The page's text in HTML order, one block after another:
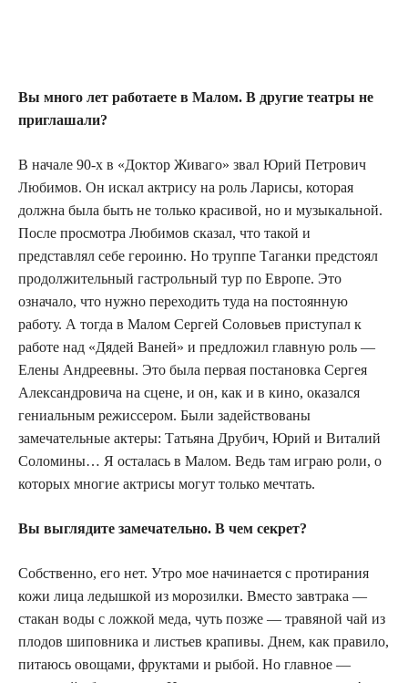
Вы много лет работаете в Малом. В другие театры не
приглашали?
В начале 90-х в «Доктор Живаго» звал Юрий Петрович
Любимов. Он искал актрису на роль Ларисы, которая
должна была быть не только красивой, но и музыкальной.
После просмотра Любимов сказал, что такой и
представлял себе героиню. Но труппе Таганки предстоял
продолжительный гастрольный тур по Европе. Это
означало, что нужно переходить туда на постоянную
работу. А тогда в Малом Сергей Соловьев приступал к
работе над «Дядей Ваней» и предложил главную роль —
Елены Андреевны. Это была первая постановка Сергея
Александровича на сцене, и он, как и в кино, оказался
гениальным режиссером. Были задействованы
замечательные актеры: Татьяна Друбич, Юрий и Виталий
Соломины… Я осталась в Малом. Ведь там играю роли, о
которых многие актрисы могут только мечтать.
Вы выглядите замечательно. В чем секрет?
Собственно, его нет. Утро мое начинается с протирания
кожи лица ледышкой из морозилки. Вместо завтрака —
стакан воды с ложкой меда, чуть позже — травяной чай из
плодов шиповника и листьев крапивы. Днем, как правило,
питаюсь овощами, фруктами и рыбой. Но главное —